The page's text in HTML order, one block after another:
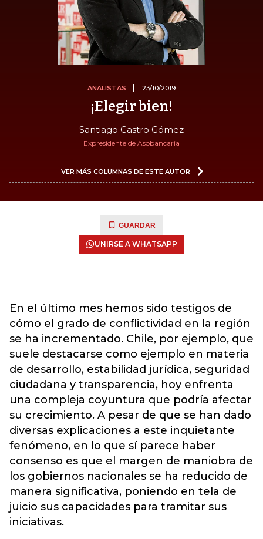
ANALISTAS 23/10/2019
¡Elegir bien!
Santiago Castro Gómez
Expresidente de Asobancaria
VER MÁS COLUMNAS DE ESTE AUTOR
GUARDAR
UNIRSE A WHATSAPP
En el último mes hemos sido testigos de
cómo el grado de conflictividad en la región
se ha incrementado. Chile, por ejemplo, que
suele destacarse como ejemplo en materia
de desarrollo, estabilidad jurídica, seguridad
ciudadana y transparencia, hoy enfrenta
una compleja coyuntura que podría afectar
su crecimiento. A pesar de que se han dado
diversas explicaciones a este inquietante
fenómeno, en lo que sí parece haber
consenso es que el margen de maniobra de
los gobiernos nacionales se ha reducido de
manera significativa, poniendo en tela de
juicio sus capacidades para tramitar sus
iniciativas.